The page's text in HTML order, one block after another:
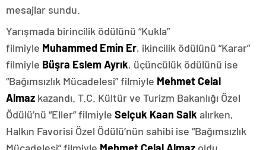
mesajlar sundu.
Yarışmada birincilik ödülünü “Kukla”
filmiyle Muhammed Emin Er, ikincilik ödülünü “Karar”
filmiyle Büşra Eslem Ayrık, üçüncülük ödülünü ise
“Bağımsızlık Mücadelesi” filmiyle Mehmet Celal
Almaz kazandı. T.C. Kültür ve Turizm Bakanlığı Özel
Ödülü’nü “Eller” filmiyle Selçuk Kaan Salk alırken,
Halkın Favorisi Özel Ödülü’nün sahibi ise “Bağımsızlık